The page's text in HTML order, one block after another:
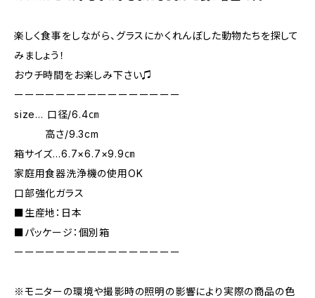
楽しく食事をしながら、グラスにかくれんぼした動物たちを探して
みましょう！
おウチ時間をお楽しみ下さい♫
ーーーーーーーーーーーーーーーー
size… 口径/6.4㎝
高さ/9.3cm
箱サイズ…6.7×6.7×9.9㎝
家庭用食器洗浄機の使用OK
口部強化ガラス
■生産地：日本
■パッケージ：個別箱
ーーーーーーーーーーーーーーーー
※モニターの環境や撮影時の照明の影響により実際の商品の色